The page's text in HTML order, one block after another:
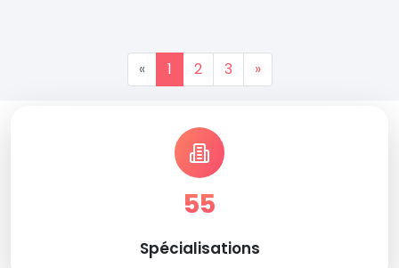
« 1 2 3 »
55
Spécialisations